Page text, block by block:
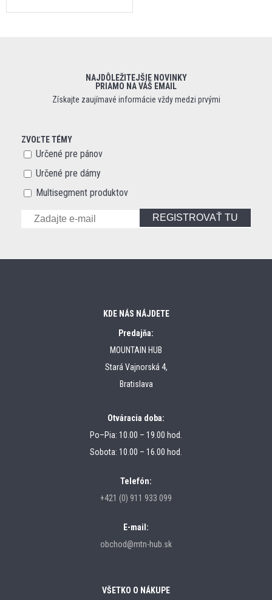
NAJDÔLEŽITEJŠIE NOVINKY
PRIAMO NA VÁŠ EMAIL
Získajte zaujímavé informácie vždy medzi prvými
ZVOĽTE TÉMY
Určené pre pánov
Určené pre dámy
Multisegment produktov
REGISTROVAŤ TU
KDE NÁS NÁJDETE
Predajňa:
MOUNTAIN HUB
Stará Vajnorská 4,
Bratislava
Otváracia doba:
Po–Pia: 10.00 – 19.00 hod.
Sobota: 10.00 – 16.00 hod.
Telefón:
+421 (0) 911 933 099
E-mail:
obchod@mtn-hub.sk
VŠETKO O NÁKUPE